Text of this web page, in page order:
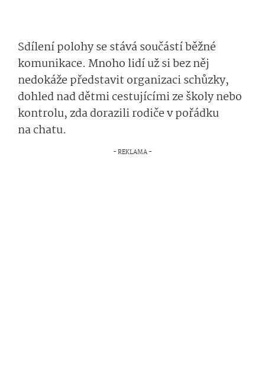
Sdílení polohy se stává součástí běžné
komunikace. Mnoho lidí už si bez něj
nedokáže představit organizaci schůzky,
dohled nad dětmi cestujícími ze školy nebo
kontrolu, zda dorazili rodiče v pořádku
na chatu.